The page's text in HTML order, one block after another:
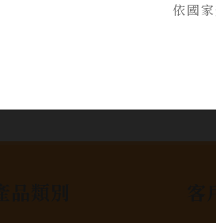
依國